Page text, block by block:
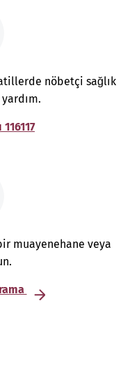
nöbetçi sağlık
muayenehane veya